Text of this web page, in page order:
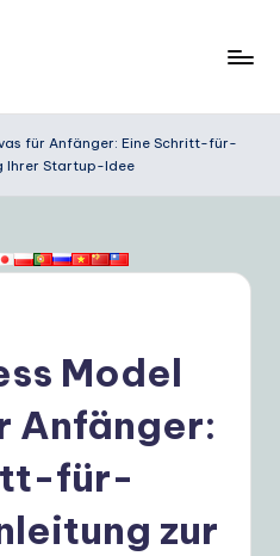
für Anfänger: Eine Schritt-für-
Ihrer Startup-Idee
Model
Anfänger:
für-
zur